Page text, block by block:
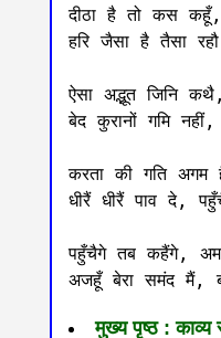
दीठा है तो कस कहूँ,
हरि जैसा है तैसा
ऐसा अद्भूत जिनि
बेद कुरानों गमि
करता की गति
धीरैं धीरैं पाव दे,
पहुँचैगे तब कहैंगे,
मुख्य पृष्ठ : काव्य